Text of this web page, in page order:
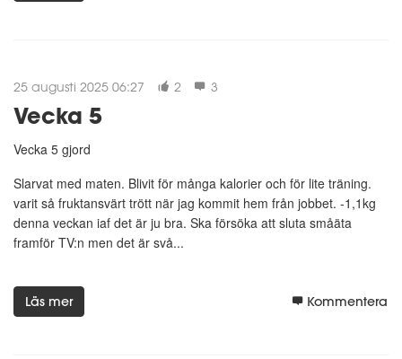
25 augusti 2025 06:27 2 3
Vecka 5
Vecka 5 gjord
Slarvat med maten. Blivit för många kalorier och för lite träning.
varit så fruktansvärt trött när jag kommit hem från jobbet. -1,1kg
denna veckan iaf det är ju bra. Ska försöka att sluta småäta
framför TV:n men det är svå...
Läs mer Kommentera